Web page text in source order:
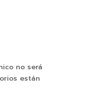
no será
están